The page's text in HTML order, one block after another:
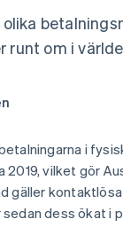
olika
runt om i
i
2019, vilket gör
gäller
dess ökat i
FrançaisDeutsch English